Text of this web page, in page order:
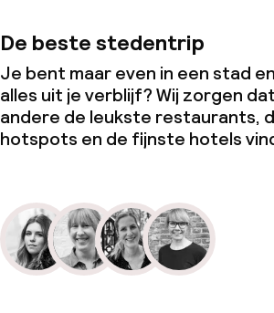
De beste stedentrip
Je bent maar even in een stad
alles uit je verblijf? Wij zorgen
andere de leukste restaurants,
hotspots en de fijnste hotels